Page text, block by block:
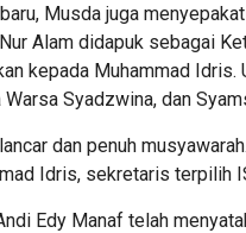
Musda juga
Alam didapuk sebagai
kepada Muhammad Idris.
Syadzwina, dan
dan penuh
Idris, sekretaris terpilih
Edy Manaf telah